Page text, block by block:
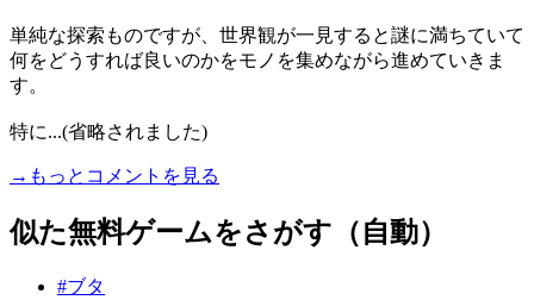
単純な探索ものですが、世界観が一見すると謎に満ちていて
何をどうすれば良いのかをモノを集めながら進めていきま
す。
特に...(省略されました)
→もっとコメントを見る
似た無料ゲームをさがす（自動）
#ブタ